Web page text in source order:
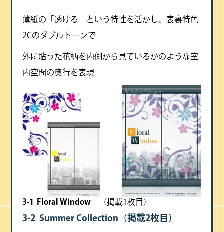
薄紙の「透ける」という特性を活かし、表裏特色
2Cのダブルトーンで
外に貼った花柄を内側から見ているかのような室
内空間の奥行を表現
3-1 Floral Window （掲載1枚目）
3-2 Summer Collection （掲載2枚目）